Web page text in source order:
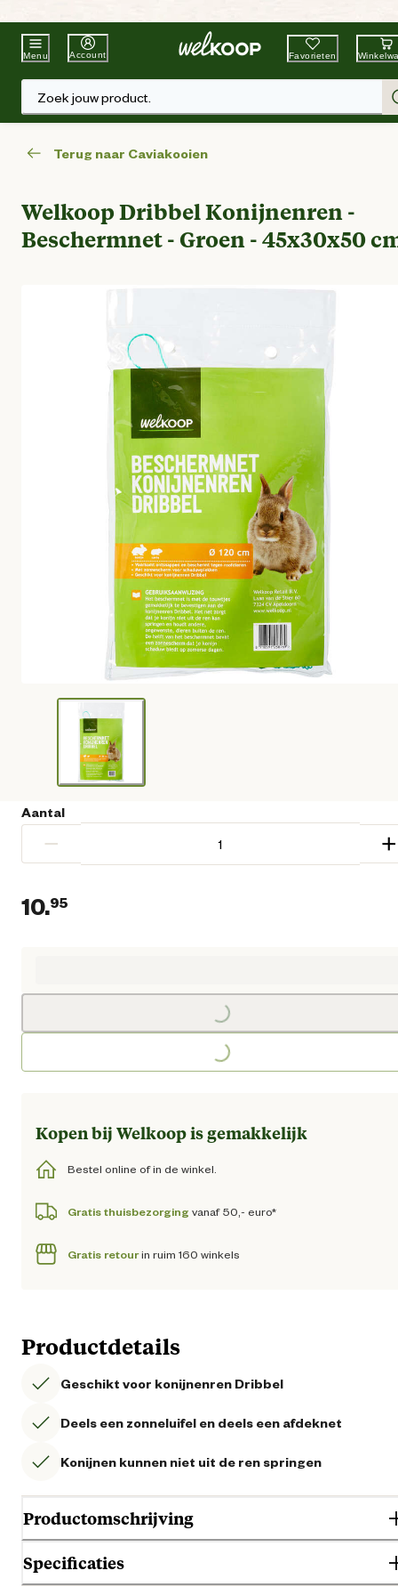
Beste WinkelketenTuin & Dier
Menu Account Favorieten
Zoek jouw product.
Terug naar Caviakooien
Welkoop Dribbel Konijnenren -
Beschermnet - Groen - 45x30x50
Aantal
− +
10.95
Loading...
Loading...
Kopen bij Welkoop is gemakkelijk
Bestel online of in de winkel.
Gratis thuisbezorging vanaf 50,- euro*
Gratis retourin ruim 160 winkels
Productdetails
Geschikt voor konijnenren Dribbel
Deels een zonneluifel en deels een afdeknet
Konijnen kunnen niet uit de ren springen
Productomschrijving
Op zoek naar een veilige en schaduwrijke speelplek voor je konijn?
Specificaties